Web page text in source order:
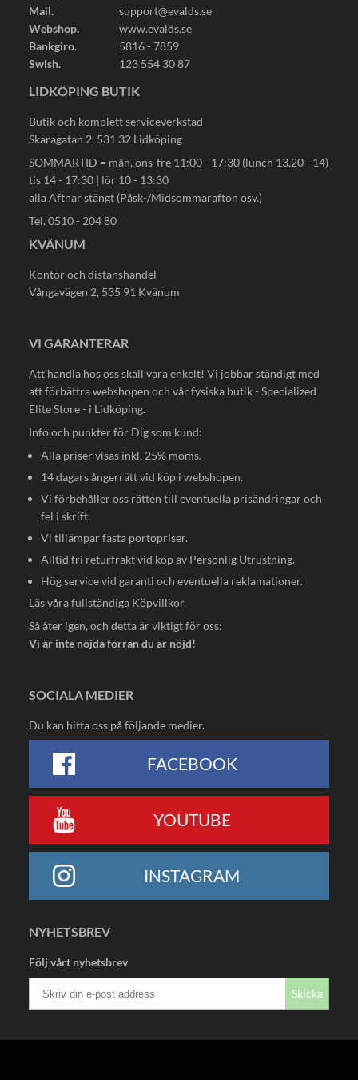
Mail.
support@evalds.se
Webshop.
www.evalds.se
Bankgiro.
5816 - 7859
Swish.
123 554 30 87
LIDKÖPING BUTIK
Butik och komplett serviceverkstad
Skaragatan 2, 531 32 Lidköping
SOMMARTID = mån, ons-fre 11:00 - 17:30 (lunch 13.20 - 14)
tis 14 - 17:30 | lör 10 - 13:30
alla Aftnar stängt (Påsk-/Midsommarafton osv.)
Tel. 0510 - 204 80
KVÄNUM
Kontor och distanshandel
Vångavägen 2, 535 91 Kvänum
VI GARANTERAR
Att handla hos oss skall vara enkelt! Vi jobbar ständigt med
att förbättra webshopen och vår fysiska butik - Specialized
Elite Store - i Lidköping.
Info och punkter för Dig som kund:
Alla priser visas inkl. 25% moms.
14 dagars ångerrätt vid köp i webshopen.
Vi förbehåller oss rätten till eventuella prisändringar och
fel i skrift.
Vi tillämpar fasta portopriser.
Alltid fri returfrakt vid köp av Personlig Utrustning.
Hög service vid garanti och eventuella reklamationer.
Läs våra fullständiga Köpvillkor.
Så åter igen, och detta är viktigt för oss:
Vi är inte nöjda förrän du är nöjd!
SOCIALA MEDIER
Du kan hitta oss på följande medier.
FACEBOOK
YOUTUBE
INSTAGRAM
NYHETSBREV
Följ vårt nyhetsbrev
Skicka